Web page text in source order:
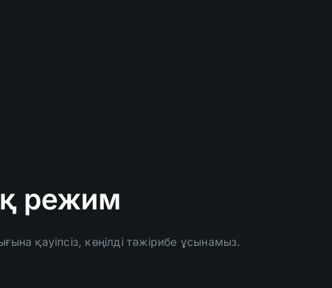
режим
қауіпсіз, көңілді тәжірибе ұсынамыз.